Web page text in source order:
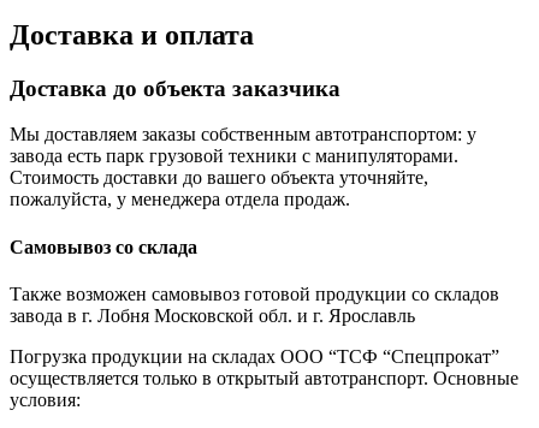
Доставка и оплата
Доставка до объекта заказчика
Мы доставляем заказы собственным автотранспортом: у
завода есть парк грузовой техники с манипуляторами.
Стоимость доставки до вашего объекта уточняйте,
пожалуйста, у менеджера отдела продаж.
Самовывоз со склада
Также возможен самовывоз готовой продукции со складов
завода в г. Лобня Московской обл. и г. Ярославль
Погрузка продукции на складах ООО “ТСФ “Спецпрокат”
осуществляется только в открытый автотранспорт. Основные
условия: